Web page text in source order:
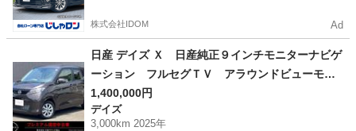
株式会社IDOM Ad
日産 デイズ Ｘ 日産純正９インチモニターナビゲ
ーション フルセグＴＶ アラウンドビューモニ
ター ツインドライブレコーダー ＥＴＣ 前席
シートヒーター ステアリングヒーター （検10.1
1,400,000円
デイズ
3,000km 2025年